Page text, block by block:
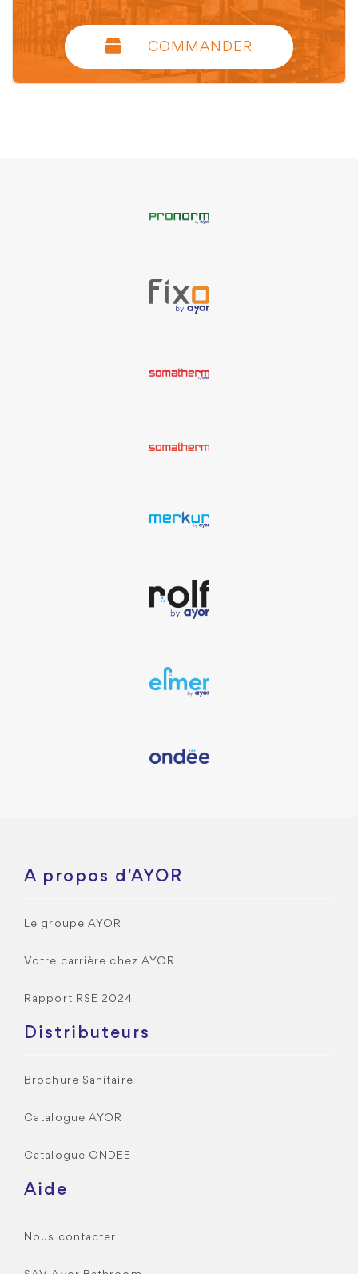
COMMANDER
A propos d'AYOR
Le groupe AYOR
Votre carrière chez AYOR
Rapport RSE 2024
Distributeurs
Brochure Sanitaire
Catalogue AYOR
Catalogue ONDEE
Aide
Nous contacter